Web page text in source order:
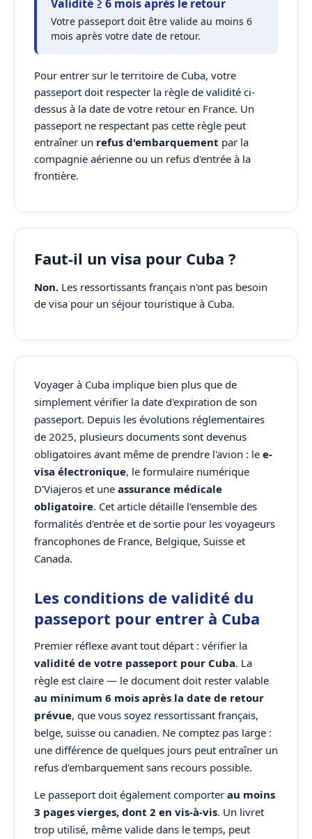
Validité ≥ 6 mois après le retour
Votre passeport doit être valide au moins 6
mois après votre date de retour.
Pour entrer sur le territoire de Cuba, votre
passeport doit respecter la règle de validité ci-
dessus à la date de votre retour en France. Un
passeport ne respectant pas cette règle peut
entraîner un refus d'embarquement par la
compagnie aérienne ou un refus d'entrée à la
frontière.
Faut-il un visa pour Cuba ?
Non. Les ressortissants français n'ont pas besoin
de visa pour un séjour touristique à Cuba.
Voyager à Cuba implique bien plus que de
simplement vérifier la date d'expiration de son
passeport. Depuis les évolutions réglementaires
de 2025, plusieurs documents sont devenus
obligatoires avant même de prendre l'avion : le e-
visa électronique, le formulaire numérique
D'Viajeros et une assurance médicale
obligatoire. Cet article détaille l'ensemble des
formalités d'entrée et de sortie pour les voyageurs
francophones de France, Belgique, Suisse et
Canada.
Les conditions de validité du
passeport pour entrer à Cuba
Premier réflexe avant tout départ : vérifier la
validité de votre passeport pour Cuba. La
règle est claire — le document doit rester valable
au minimum 6 mois après la date de retour
prévue, que vous soyez ressortissant français,
belge, suisse ou canadien. Ne comptez pas large :
une différence de quelques jours peut entraîner un
refus d'embarquement sans recours possible.
Le passeport doit également comporter au moins
3 pages vierges, dont 2 en vis-à-vis. Un livret
trop utilisé, même valide dans le temps, peut